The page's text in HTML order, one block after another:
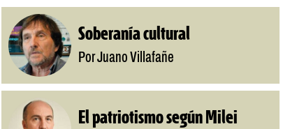
Soberanía cultural
Por Juano Villafañe
El patriotismo según Milei